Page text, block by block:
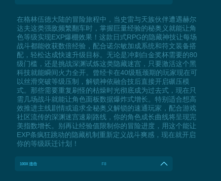
在格林伍德大陆的冒险旅程中，当史雷与天族伙伴遭遇赫尔
达夫这类强敌频繁翻车时，掌握巨量经验的秘奥义就能让角
色等级实现EXP爆棚效果！这款日式RPG的隐藏神技让每场
战斗都能收获数倍经验，配合诺尔敏加成系统和符文装备搭
配，轻松达成快速升级目标。无论是冲刺白金奖杯需要的80
级门槛，还是挑战深渊试炼这类隐藏迷宫，只要激活这个黑
科技就能瞬间火力全开。曾经卡在40级瓶颈期的玩家现在可
以丝滑突破等级压制，解锁神依融合技后直接开启碾压模
式。那些需要重复刷怪的枯燥时光彻底成为过去式，现在只
需几场战斗就能让角色面板数据爆炸式增长。特别适合想高
效推进主线剧情或追求全秘奥义解锁的速通玩家，配合游戏
社区流传的深渊迷宫速刷路线，你的角色成长曲线将呈现完
美指数增长。别再让经验值限制你的冒险进度，用这个能让
EXP条疯狂跳动的隐藏机制重新定义战斗爽感，现在就开启
你的等级跃迁计划！
100X 连击 F8